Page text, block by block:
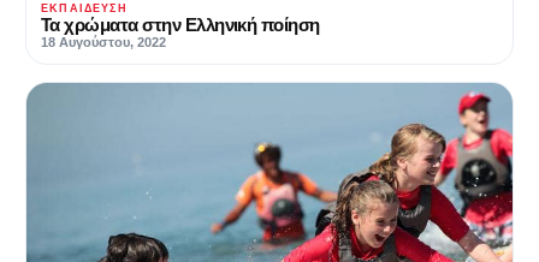
ΕΚΠΑΊΔΕΥΣΗ
Τα χρώματα στην Ελληνική ποίηση
18 Αυγούστου, 2022